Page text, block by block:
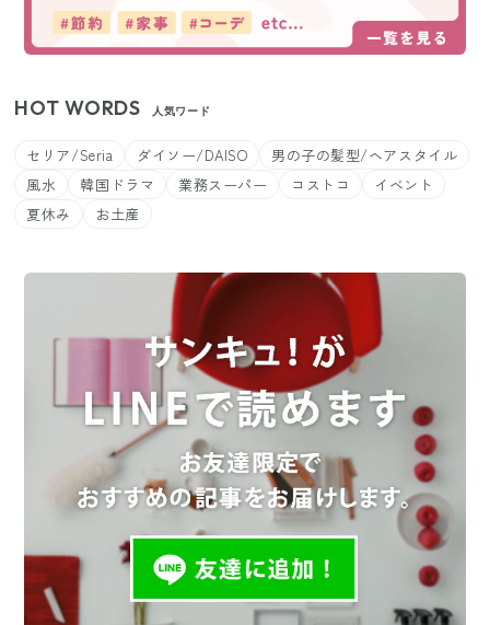
HOT WORDS 人気ワード
セリア/Seria ダイソー/DAISO
男の子の髪型/ヘアスタイル
風水
韓国ドラマ 業務スーパー コストコ
イベント
夏休み
お土産